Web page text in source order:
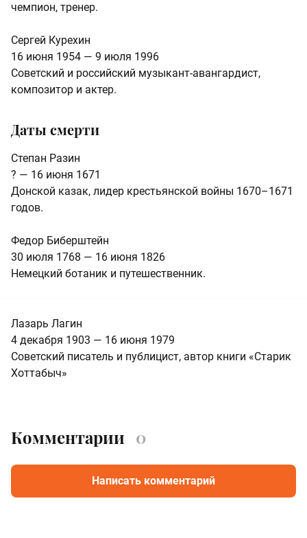
чемпион, тренер.
Сергей Курехин
16 июня 1954 — 9 июля 1996
Советский и российский музыкант-авангардист,
композитор и актер.
Даты смерти
Степан Разин
? — 16 июня 1671
Донской казак, лидер крестьянской войны 1670–1671
годов.
Федор Биберштейн
30 июля 1768 — 16 июня 1826
Немецкий ботаник и путешественник.
Лазарь Лагин
4 декабря 1903 — 16 июня 1979
Советский писатель и публицист, автор книги «Старик
Хоттабыч»
Комментарии 0
Написать комментарий